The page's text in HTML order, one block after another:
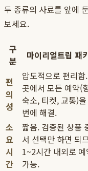
두 종류의 사료를 앞에
보세요.
구
분
마이리얼트립 패
편
의
성
압도적으로 편리함
곳에서 모든 예약(
숙소, 티켓, 교통)
번에 해결.
소
요
시
간
짧음. 검증된 상품
서 선택만 하면 되
1~2시간 내외로 예
가능.